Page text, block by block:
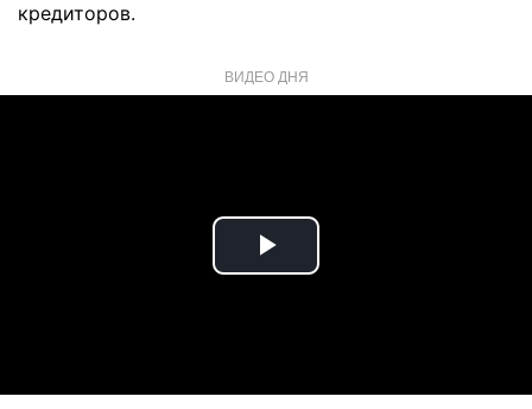
кредиторов.
ВИДЕО ДНЯ
Play